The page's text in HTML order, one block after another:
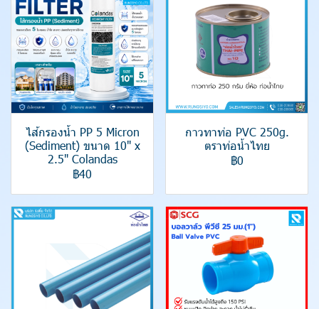
ไส้กรองน้ำ PP 5 Micron
(Sediment) ขนาด 10" x
2.5" Colandas
฿40
กาวทาท่อ PVC 250g.
ตราท่อน้ำไทย
฿0